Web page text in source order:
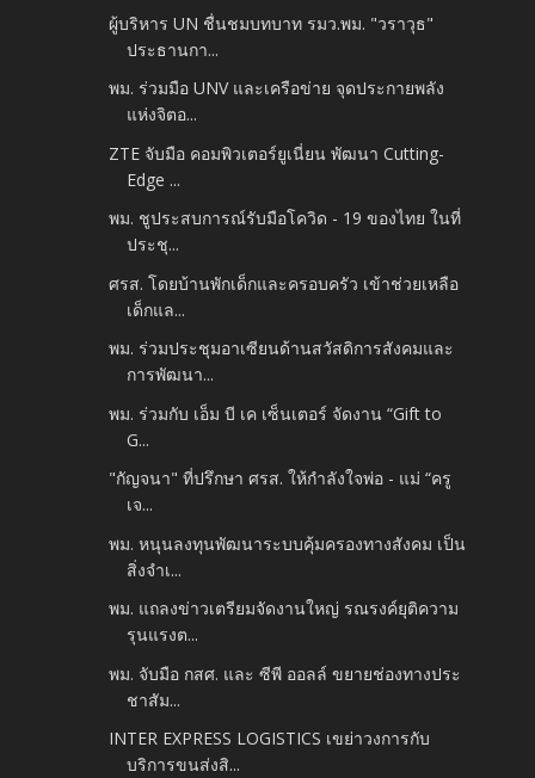
ผู้บริหาร UN ชื่นชมบทบาท รมว.พม. "วราวุธ"
ประธานกา...
พม. ร่วมมือ UNV และเครือข่าย จุดประกายพลัง
แห่งจิตอ...
ZTE จับมือ คอมพิวเตอร์ยูเนี่ยน พัฒนา Cutting-
Edge ...
พม. ชูประสบการณ์รับมือโควิด - 19 ของไทย ในที่
ประชุ...
ศรส. โดยบ้านพักเด็กและครอบครัว เข้าช่วยเหลือ
เด็กแล...
พม. ร่วมประชุมอาเซียนด้านสวัสดิการสังคมและ
การพัฒนา...
พม. ร่วมกับ เอ็ม บี เค เซ็นเตอร์ จัดงาน “Gift to
G...
"กัญจนา" ที่ปรึกษา ศรส. ให้กำลังใจพ่อ - แม่ “ครู
เจ...
พม. หนุนลงทุนพัฒนาระบบคุ้มครองทางสังคม เป็น
สิ่งจำเ...
พม. แถลงข่าวเตรียมจัดงานใหญ่ รณรงค์ยุติความ
รุนแรงต...
พม. จับมือ กสศ. และ ซีพี ออลล์ ขยายช่องทางประ
ชาสัม...
INTER EXPRESS LOGISTICS เขย่าวงการกับ
บริการขนส่งสิ...